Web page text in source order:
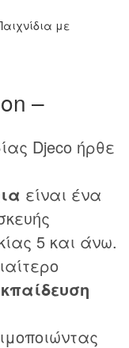
με
–
Djeco ήρθε
είναι ένα
5 και άνω.